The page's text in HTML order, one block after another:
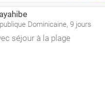
Dominicaine, 9 jours
séjour à la plage